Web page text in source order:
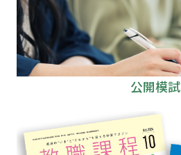
公開模試